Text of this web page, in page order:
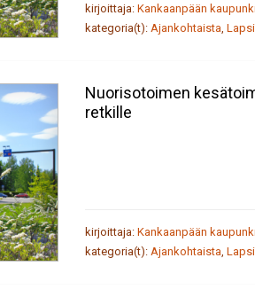
kirjoittaja: Kankaanpään
kategoria(t): Ajankohtaista
Nuorisotoimen
retkille
kirjoittaja: Kankaanpään
kategoria(t): Ajankohtaista